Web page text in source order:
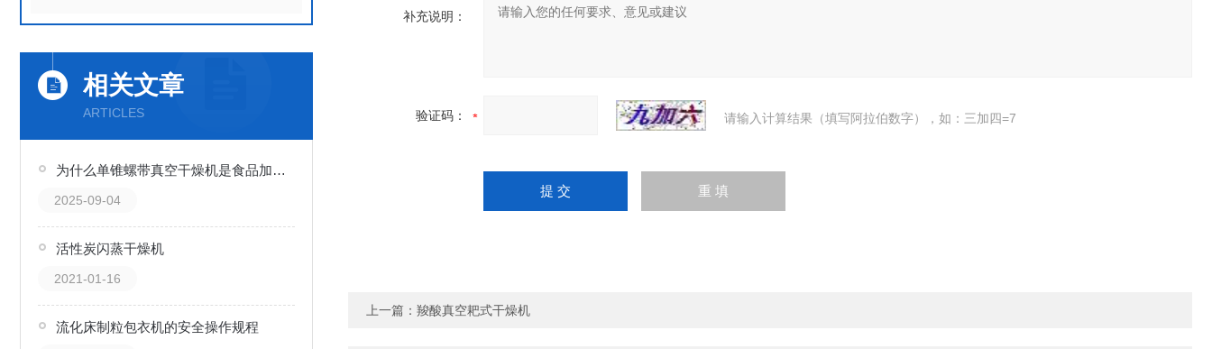
相关文章
ARTICLES
为什么单锥螺带真空干燥机是食品加工行业的选择？
2025-09-04
活性炭闪蒸干燥机
2021-01-16
流化床制粒包衣机的安全操作规程
补充说明：
验证码： 请输入计算结果（填写阿拉伯数字），如：三加四=7
上一篇： 羧酸真空耙式干燥机